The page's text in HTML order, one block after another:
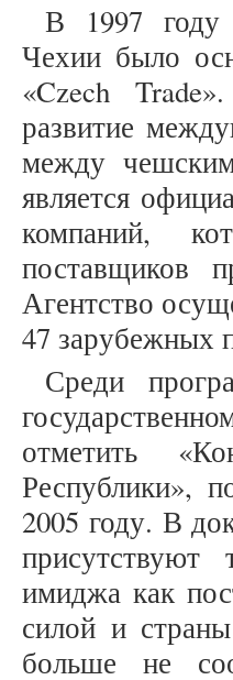
В 1997 году
Чехии было
«Czech
развитие
между
является
компаний,
поставщиков
Агентство
47 зарубежных
Среди
отметить
Республики»,
2005 году. В
присутствуют
имиджа как
силой и
больше не